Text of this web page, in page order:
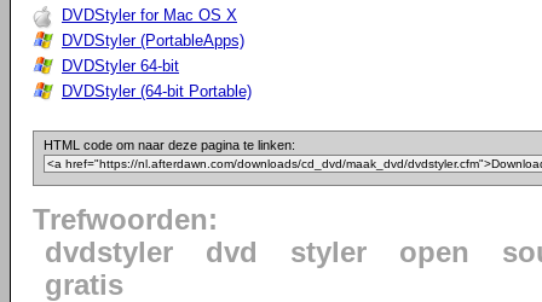
DVDStyler for Mac OS X
DVDStyler (PortableApps)
DVDStyler 64-bit
DVDStyler (64-bit Portable)
HTML code om naar deze pagina te linken:
Trefwoorden:
dvdstyler
dvd styler open
gratis